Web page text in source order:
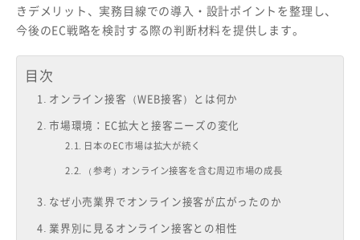
きデメリット、実務目線での導入・設計ポイントを整理し、
今後のEC戦略を検討する際の判断材料を提供します。
目次
オンライン接客（WEB接客）とは何か
市場環境：EC拡大と接客ニーズの変化
日本のEC市場は拡大が続く
（参考）オンライン接客を含む周辺市場の成長
なぜ小売業界でオンライン接客が広がったのか
業界別に見るオンライン接客との相性